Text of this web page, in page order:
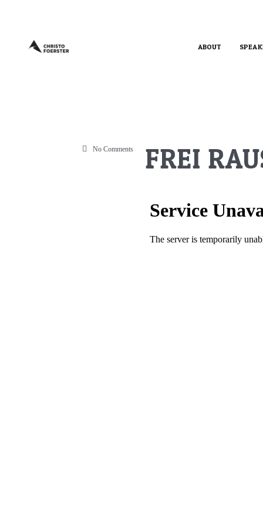
ABOUT
No Comments FREI